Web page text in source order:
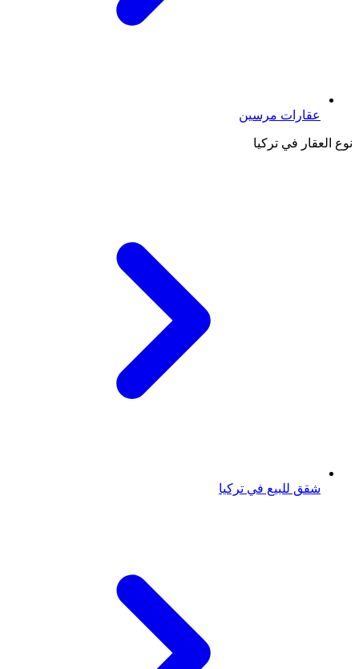
عقارات مرسين
نوع العقار في تركيا
شقق للبيع في تركيا